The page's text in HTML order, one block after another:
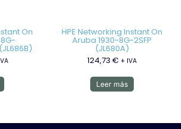
On HPE Networking Instant On
Aruba 1930-8G-2SFP
(JL680A)
124,73€ + IVA
Leer más